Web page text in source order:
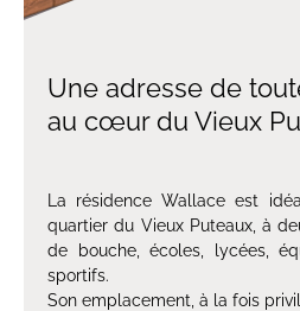
Une adresse de
au cœur du Vieux
La résidence Wallace est
quartier du Vieux Puteaux, à
de bouche, écoles, lycées,
sportifs.
Son emplacement, à la fois